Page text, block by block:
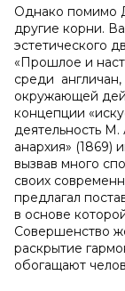
Однако помимо
другие корни.
эстетического
«Прошлое и
среди
окружающей
концепции
деятельность М.
анархия» (1869)
вызвав много
своих
предлагал
в основе
Совершенство
раскрытие
обогащают